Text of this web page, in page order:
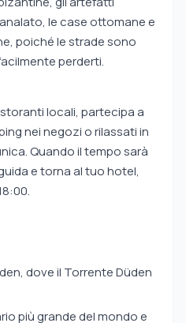
le case ottomane e
poiché le strade sono
perderti.
locali, partecipa a
nei negozi o rilassati in
Quando il tempo sarà
e torna al tuo hotel,
dove il Torrente Düden
più grande del mondo e